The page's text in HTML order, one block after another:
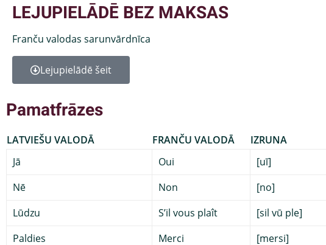
LEJUPIELĀDĒ BEZ MAKSAS
Franču valodas sarunvārdnīca
Lejupielādē šeit
Pamatfrāzes
LATVIEŠU VALODĀ FRANČU VALODĀ
IZRUNA
Jā
Oui
[uī]
Nē
Non
[no]
Lūdzu
S’il vous plaît
[sil vū ple]
Paldies
Merci
[mersi]